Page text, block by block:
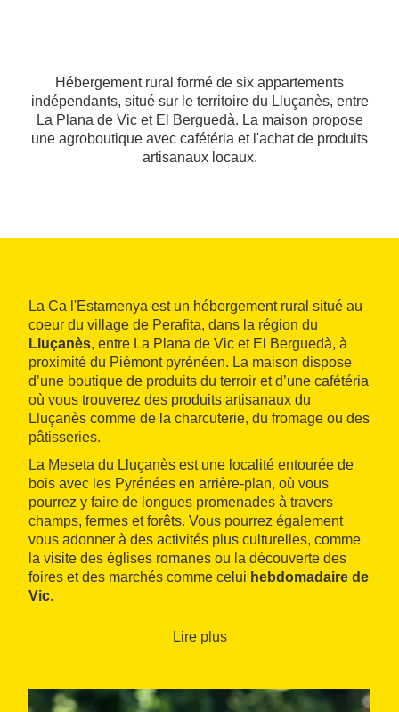
Hébergement rural formé de six appartements
indépendants, situé sur le territoire du Lluçanès, entre
La Plana de Vic et El Berguedà. La maison propose
une agroboutique avec cafétéria et l'achat de produits
artisanaux locaux.
La Ca l'Estamenya est un hébergement rural situé au
coeur du village de Perafita, dans la région du
Lluçanès, entre La Plana de Vic et El Berguedà, à
proximité du Piémont pyrénéen. La maison dispose
d’une boutique de produits du terroir et d’une cafétéria
où vous trouverez des produits artisanaux du
Lluçanès comme de la charcuterie, du fromage ou des
pâtisseries.
La Meseta du Lluçanès est une localité entourée de
bois avec les Pyrénées en arrière-plan, où vous
pourrez y faire de longues promenades à travers
champs, fermes et forêts. Vous pourrez également
vous adonner à des activités plus culturelles, comme
la visite des églises romanes ou la découverte des
foires et des marchés comme celui hebdomadaire de
Vic.
Lire plus